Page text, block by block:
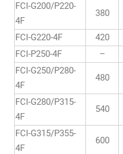
FCI-G200/P220-
4F
380
FCI-G220-4F 420
FCI-P250-4F
–
FCI-G250/P280-
4F
480
FCI-G280/P315-
4F
540
FCI-G315/P355-
4F
600